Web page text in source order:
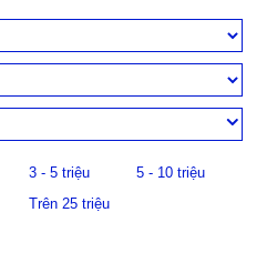
3 - 5 triệu
5 - 10 triệu
Trên 25 triệu